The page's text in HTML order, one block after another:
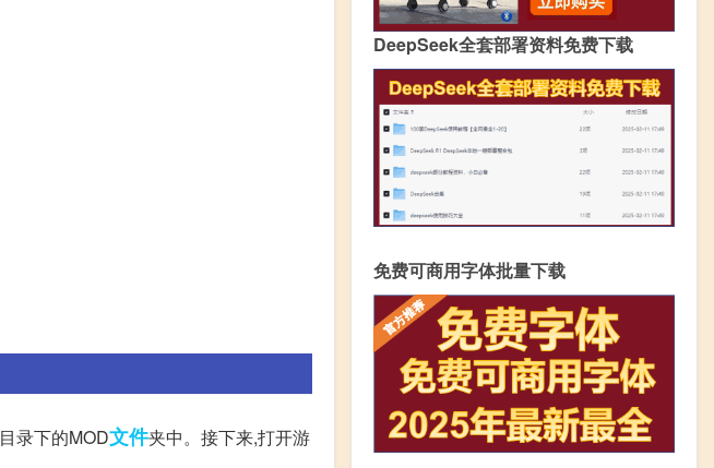
目录下的MOD文件夹中。接下来,打开游
DeepSeek全套部署资料免费下载
免费可商用字体批量下载